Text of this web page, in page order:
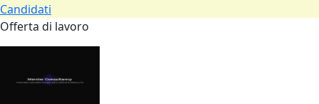
Candidati
Offerta di lavoro